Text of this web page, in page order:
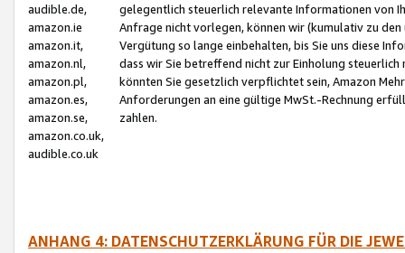
audible.de,
amazon.ie
amazon.it,
amazon.nl,
amazon.pl,
amazon.es,
amazon.se,
amazon.co.uk,
audible.co.uk
gelegentlich steuerlich relevante Informationen von
Anfrage nicht vorlegen, können wir (kumulativ zu
Vergütung so lange einbehalten, bis Sie uns diese
dass wir Sie betreffend nicht zur Einholung
könnten Sie gesetzlich verpflichtet sein, Amazon
Anforderungen an eine gültige MwSt.-Rechnung
zahlen.
ANHANG 4: DATENSCHUTZERKLÄRUNG FÜR DIE